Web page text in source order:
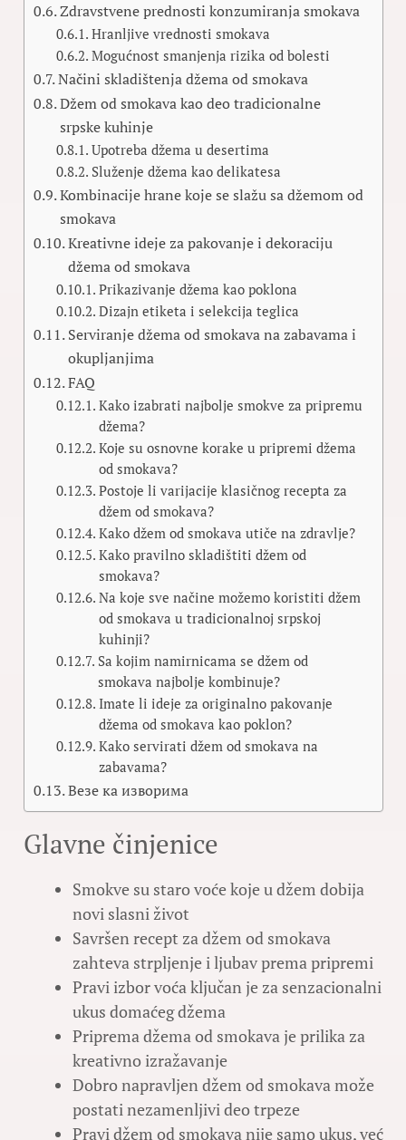
Zdravstvene prednosti konzumiranja smokava
Hranljive vrednosti smokava
Mogućnost smanjenja rizika od bolesti
Načini skladištenja džema od smokava
Džem od smokava kao deo tradicionalne
srpske kuhinje
Upotreba džema u desertima
Služenje džema kao delikatesa
Kombinacije hrane koje se slažu sa džemom od
smokava
Kreativne ideje za pakovanje i dekoraciju
džema od smokava
Prikazivanje džema kao poklona
Dizajn etiketa i selekcija teglica
Serviranje džema od smokava na zabavama i
okupljanjima
FAQ
Kako izabrati najbolje smokve za pripremu
džema?
Koje su osnovne korake u pripremi džema
od smokava?
Postoje li varijacije klasičnog recepta za
džem od smokava?
Kako džem od smokava utiče na zdravlje?
Kako pravilno skladištiti džem od
smokava?
Na koje sve načine možemo koristiti džem
od smokava u tradicionalnoj srpskoj
kuhinji?
Sa kojim namirnicama se džem od
smokava najbolje kombinuje?
Imate li ideje za originalno pakovanje
džema od smokava kao poklon?
Kako servirati džem od smokava na
zabavama?
Везе ка изворима
Glavne činjenice
Smokve su staro voće koje u džem dobija
novi slasni život
Savršen recept za džem od smokava
zahteva strpljenje i ljubav prema pripremi
Pravi izbor voća ključan je za senzacionalni
ukus domaćeg džema
Priprema džema od smokava je prilika za
kreativno izražavanje
Dobro napravljen džem od smokava može
postati nezamenljivi deo trpeze
Pravi džem od smokava nije samo ukus, već